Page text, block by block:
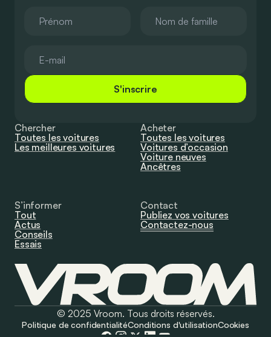
S'inscrire
Chercher
Toutes les voitures
Les meilleures voitures
Acheter
Toutes les voitures
Voitures d’occasion
Voiture neuves
Ancêtres
S’informer
Tout
Actus
Conseils
Essais
Contact
Publiez vos voitures
Contactez-nous
© 2025 Vroom. Tous droits réservés.
Politique de confidentialitéConditions d'utilisationCookies